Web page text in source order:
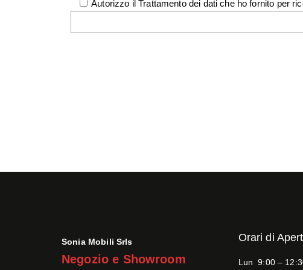
Autorizzo il Trattamento dei dati che ho fornito per
Sonia Mobili Srls
Negozio e Showroom
Orari di
Lun 9:00 –